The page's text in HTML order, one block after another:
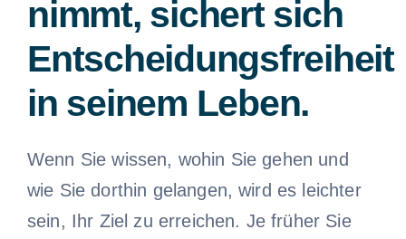
nimmt, sichert sich
Entscheidungsfreiheit
in seinem Leben.
Wenn Sie wissen, wohin Sie gehen und
wie Sie dorthin gelangen, wird es leichter
sein, Ihr Ziel zu erreichen. Je früher Sie